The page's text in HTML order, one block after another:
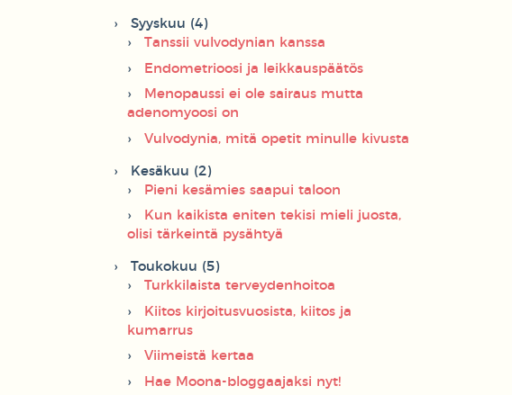
Syyskuu (4)
Tanssii vulvodynian kanssa
Endometrioosi ja leikkauspäätös
Menopaussi ei ole sairaus mutta
adenomyoosi on
Vulvodynia, mitä opetit minulle kivusta
Kesäkuu (2)
Pieni kesämies saapui taloon
Kun kaikista eniten tekisi mieli juosta,
olisi tärkeintä pysähtyä
Toukokuu (5)
Turkkilaista terveydenhoitoa
Kiitos kirjoitusvuosista, kiitos ja
kumarrus
Viimeistä kertaa
Hae Moona-bloggaajaksi nyt!